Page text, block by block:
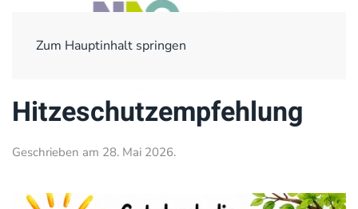
Zum Hauptinhalt springen
Hitzeschutzempfehlung
Geschrieben am 28. Mai 2026.